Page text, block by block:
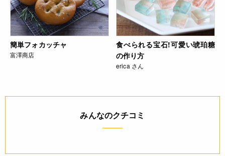
簡単フォカッチャ
富澤商店
食べられる宝石!可愛い琥珀糖
の作り方
erica さん
みんなのクチコミ